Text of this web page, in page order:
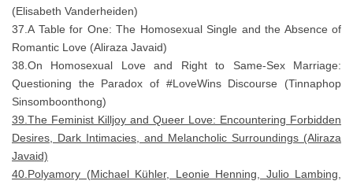
(Elisabeth Vanderheiden)
37.A Table for One: The Homosexual Single and the Absence of
Romantic Love (Aliraza Javaid)
38.On Homosexual Love and Right to Same-Sex Marriage:
Questioning the Paradox of #LoveWins Discourse (Tinnaphop
Sinsomboonthong)
39.The Feminist Killjoy and Queer Love: Encountering Forbidden
Desires, Dark Intimacies, and Melancholic Surroundings (Aliraza
Javaid)
40.Polyamory (Michael Kühler, Leonie Henning, Julio Lambing,